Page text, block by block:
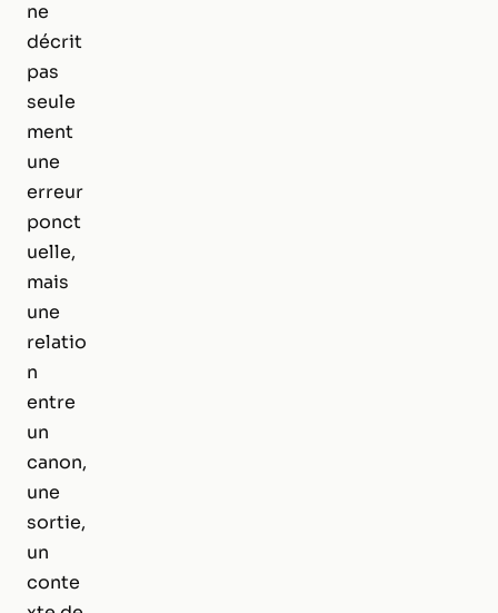
ne
décrit
pas
seule
ment
une
erreur
ponct
uelle,
mais
une
relatio
n
entre
un
canon,
une
sortie,
un
conte